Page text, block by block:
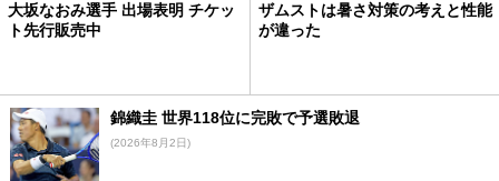
大坂なおみ選手 出場表明 チケッ
ト先行販売中
ザムストは暑さ対策の考えと性能
が違った
錦織圭 世界118位に完敗で予選敗退
(2026年8月2日)